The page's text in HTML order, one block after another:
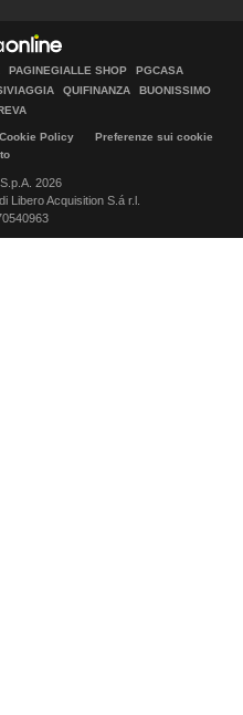
PAGINEGIALLE SHOP
PGCASA
QUIFINANZA
BUONISSIMO
Cookie Policy
Preferenze sui cookie
2026
Libero Acquisition S.á r.l.